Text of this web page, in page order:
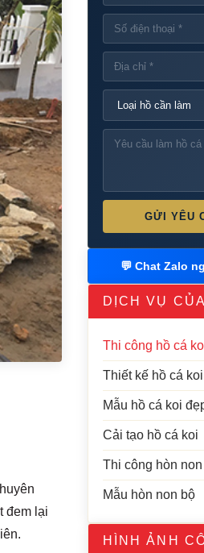
đem lại
GỬI YÊU
💬 Chat Zalo
DỊCH VỤ
Thi công hồ cá
Thiết kế hồ cá koi
Mẫu hồ cá koi
Cải tạo hồ cá koi
Thi công hòn
Mẫu hòn non bộ
HÌNH ẢNH